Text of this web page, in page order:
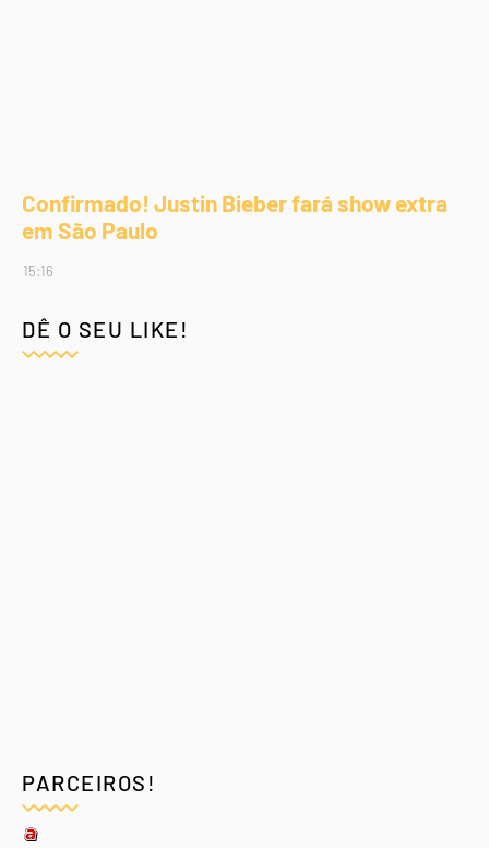
Confirmado! Justin Bieber fará show extra
em São Paulo
15:16
DÊ O SEU LIKE!
PARCEIROS!